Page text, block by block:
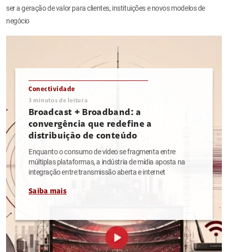
ser a geração de valor para clientes, instituições e novos modelos de
negócio
Conectividade
3 minutos de leitura
Broadcast + Broadband: a
convergência que redefine a
distribuição de conteúdo
Enquanto o consumo de vídeo se fragmenta entre
múltiplas plataformas, a indústria de mídia aposta na
integração entre transmissão aberta e internet
Saiba mais